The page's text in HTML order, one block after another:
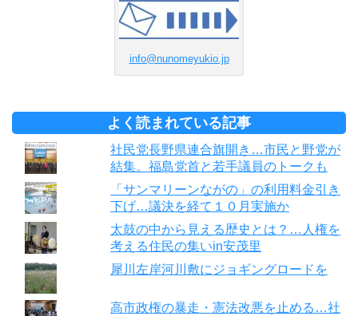
info@nunomeyukio.jp
よく読まれている記事
社民党長野県連合旗開き…市民と野党が
結集。福島党首と若手議員のトークも
「サンマリーンながの」の利用料金引き
下げ…議決を経て１０月実施か
太鼓の中から見える歴史とは？…人権を
考える住民の集いin安茂里
犀川左岸河川敷にジョギングロードを
高市政権の暴走・憲法改悪を止める…社